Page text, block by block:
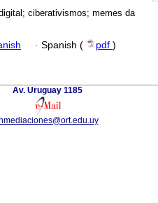
ciberativismos; memes da
· Spanish ( pdf )
Av. Uruguay 1185